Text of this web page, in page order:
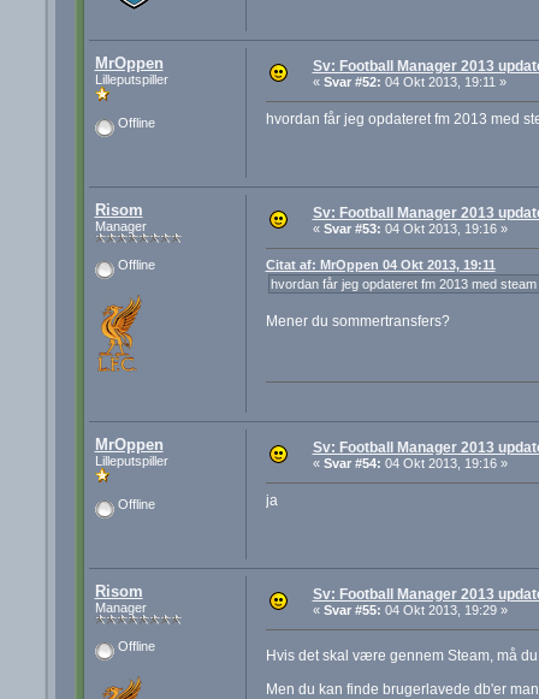
MrOppen
Lilleputspiller
Offline
Sv: Football Manager 2013
« Svar #52: 04 Okt 2013, 19:11 »
hvordan får jeg opdateret fm 2013 med
Risom
Manager
Offline
Sv: Football Manager 2013
« Svar #53: 04 Okt 2013, 19:16 »
Citat af: MrOppen 04 Okt 2013, 19:11
hvordan får jeg opdateret fm 2013 med steam
Mener du sommertransfers?
MrOppen
Lilleputspiller
Offline
Sv: Football Manager 2013
« Svar #54: 04 Okt 2013, 19:16 »
ja
Risom
Manager
Offline
Sv: Football Manager 2013
« Svar #55: 04 Okt 2013, 19:29 »
Hvis det skal være gennem Steam, må
Men du kan finde brugerlavede db'er